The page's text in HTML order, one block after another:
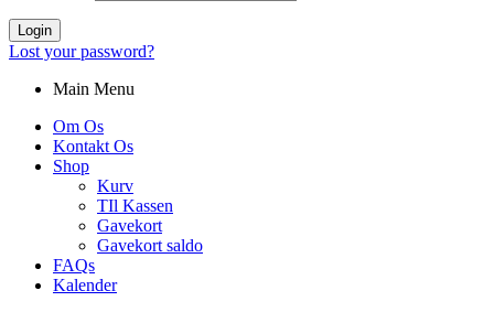
Login
Lost your password?
Main Menu
Om Os
Kontakt Os
Shop
Kurv
TIl Kassen
Gavekort
Gavekort saldo
FAQs
Kalender